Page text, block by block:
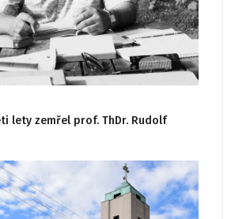
lety zemřel prof. ThDr. Rudolf